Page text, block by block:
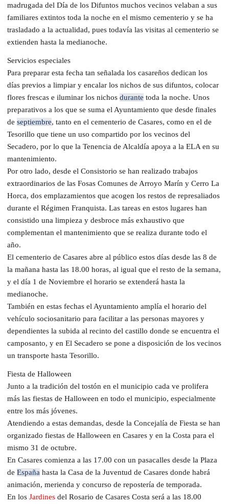
madrugada del Día de los Difuntos muchos vecinos velaban a sus
familiares extintos toda la noche en el mismo cementerio y se ha
trasladado a la actualidad, pues todavía las visitas al cementerio se
extienden hasta la medianoche.
Servicios especiales
Para preparar esta fecha tan señalada los casareños dedican los
días previos a limpiar y encalar los nichos de sus difuntos, colocar
flores frescas e iluminar los nichos durante toda la noche. Unos
preparativos a los que se suma el Ayuntamiento que desde finales
de septiembre, tanto en el cementerio de Casares, como en el de
Tesorillo que tiene un uso compartido por los vecinos del
Secadero, por lo que la Tenencia de Alcaldía apoya a la ELA en su
mantenimiento.
Por otro lado, desde el Consistorio se han realizado trabajos
extraordinarios de las Fosas Comunes de Arroyo Marín y Cerro La
Horca, dos emplazamientos que acogen los restos de represaliados
durante el Régimen Franquista. Las tareas en estos lugares han
consistido una limpieza y desbroce más exhaustivo que
complementan el mantenimiento que se realiza durante todo el
año.
El cementerio de Casares abre al público estos días desde las 8 de
la mañana hasta las 18.00 horas, al igual que el resto de la semana,
y el día 1 de Noviembre el horario se extenderá hasta la
medianoche.
También en estas fechas el Ayuntamiento amplía el horario del
vehículo sociosanitario para facilitar a las personas mayores y
dependientes la subida al recinto del castillo donde se encuentra el
camposanto, y en El Secadero se pone a disposición de los vecinos
un transporte hasta Tesorillo.
Fiesta de Halloween
Junto a la tradición del tostón en el municipio cada ve prolifera
más las fiestas de Halloween en todo el municipio, especialmente
entre los más jóvenes.
Atendiendo a estas demandas, desde la Concejalía de Fiesta se han
organizado fiestas de Halloween en Casares y en la Costa para el
mismo 31 de octubre.
En Casares comienza a las 17.00 con un pasacalles desde la Plaza
de España hasta la Casa de la Juventud de Casares donde habrá
animación, merienda y concurso de repostería de temporada.
En los Jardines del Rosario de Casares Costa será a las 18.00